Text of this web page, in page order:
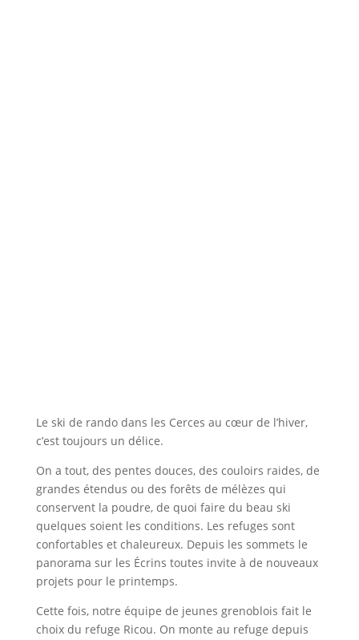
Le ski de rando dans les Cerces au cœur de l’hiver,
c’est toujours un délice.
On a tout, des pentes douces, des couloirs raides, de
grandes étendus ou des forêts de mélèzes qui
conservent la poudre, de quoi faire du beau ski
quelques soient les conditions. Les refuges sont
confortables et chaleureux. Depuis les sommets le
panorama sur les Écrins toutes invite à de nouveaux
projets pour le printemps.
Cette fois, notre équipe de jeunes grenoblois fait le
choix du refuge Ricou. On monte au refuge depuis